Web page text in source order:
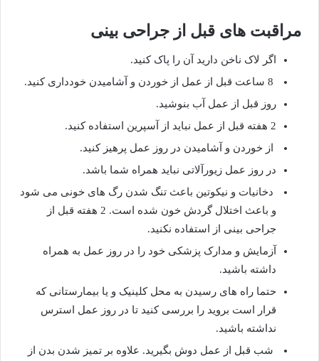
مراقبت های قبل از جراحی بینی
اگر لاک ناخن دارید آن را پاک کنید.
روز قبل از عمل آب بنوشید.
2 هفته قبل از عمل نباید از آسپرین استفاده کنید.
از خوردن و آشامیدن در روز عمل پرهیز کنید.
در روز عمل زیورآلاتی نباید همراه شما باشد.
دخانیات و نیکوتین باعث تنگ شدن رگ های خونی می شود
و باعث اختلال گردش خون شده است. 2 هفته قبل از
جراحی بینی از استفاده نکنید.
آزمایش و مدارک پزشکی خود را در روز عمل به همراه
داشته باشید.
حتما راه های رسیدن به محل کلینیک و یا بیمارستانی که
قرار است بروید را بررسی کنید تا در روز عمل استرس
نداشته باشید.
شب قبل از عمل دوش بگیرید. علاوه بر تمیز شدن بدن از